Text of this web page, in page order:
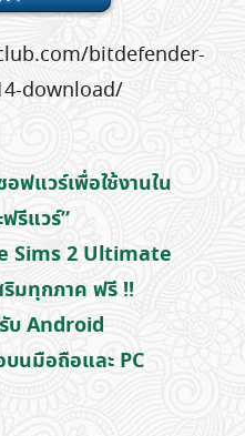
bitdefender-
download/
ฟแวร์เพื่อใช้งานใน
รีแวร์”
Sims 2 Ultimate
มทุกภาค ฟรี !!
บ Android
นมือถือและ PC